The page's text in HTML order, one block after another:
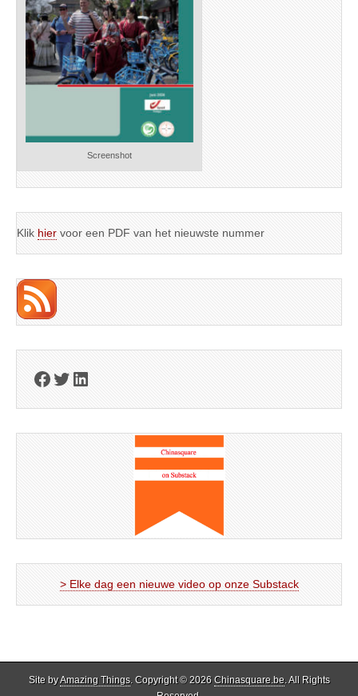
Screenshot
Klik hier voor een PDF van het nieuwste nummer
Facebook
Twitter
LinkedIn
> Elke dag een nieuwe video op onze Substack
Site byAmazing Things. Copyright © 2026 Chinasquare.be. All Rights